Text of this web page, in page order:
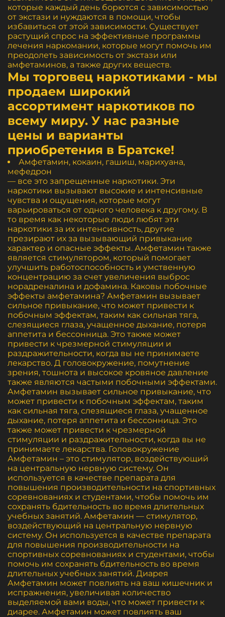
которые каждый день борются с зависимостью
от экстази и нуждаются в помощи, чтобы
избавиться от этой зависимости. Существует
растущий спрос на эффективные программы
лечения наркомании, которые могут помочь им
преодолеть зависимость от экстази или
амфетаминов, а также других веществ.
Мы торговец наркотиками - мы
продаем широкий
ассортимент наркотиков по
всему миру. У нас разные
цены и варианты
приобретения в Братске!
Амфетамин, кокаин, гашиш, марихуана,
мефедрон
— все это запрещенные наркотики. Эти
наркотики вызывают высокие и интенсивные
чувства и ощущения, которые могут
варьироваться от одного человека к другому. В
то время как некоторые люди любят эти
наркотики за их интенсивность, другие
презирают их за вызывающий привыкание
характер и опасные эффекты. Амфетамин также
является стимулятором, который помогает
улучшить работоспособность и умственную
концентрацию за счет увеличения выброс
норадреналина и дофамина. Каковы побочные
эффекты амфетамина? Амфетамин вызывает
сильное привыкание, что может привести к
побочным эффектам, таким как сильная тяга,
слезящиеся глаза, учащенное дыхание, потеря
аппетита и бессонница. Это также может
привести к чрезмерной стимуляции и
раздражительности, когда вы не принимаете
лекарство. Д головокружение, помутнение
зрения, тошнота и высокое кровяное давление
также являются частыми побочными эффектами.
Амфетамин вызывает сильное привыкание, что
может привести к побочным эффектам, таким
как сильная тяга, слезящиеся глаза, учащенное
дыхание, потеря аппетита и бессонница. Это
также может привести к чрезмерной
стимуляции и раздражительности, когда вы не
принимаете лекарства. Головокружение
Амфетамин – это стимулятор, воздействующий
на центральную нервную систему. Он
используется в качестве препарата для
повышения производительности на спортивных
соревнованиях и студентами, чтобы помочь им
сохранять бдительность во время длительных
учебных занятий. Амфетамин — стимулятор,
воздействующий на центральную нервную
систему. Он используется в качестве препарата
для повышения производительности на
спортивных соревнованиях и студентами, чтобы
помочь им сохранять бдительность во время
длительных учебных занятий. Диарея
Амфетамин может повлиять на ваш кишечник и
испражнения, увеличивая количество
выделяемой вами воды, что может привести к
диарее. Амфетамин может повлиять ваш